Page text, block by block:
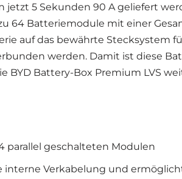
5 Sekunden 90 A geliefert
64 Batteriemodule mit einer
auf das bewährte Stecksystem
werden. Damit ist diese
Battery-Box Premium LVS
parallel geschalteten Modulen
Verkabelung und